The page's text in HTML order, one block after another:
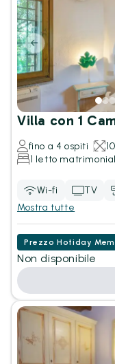
Villa con 1
fino a 4 ospiti
1 letto
Wi-fi TV
Mostra tutte
Prezzo Hotiday
Non disponibile